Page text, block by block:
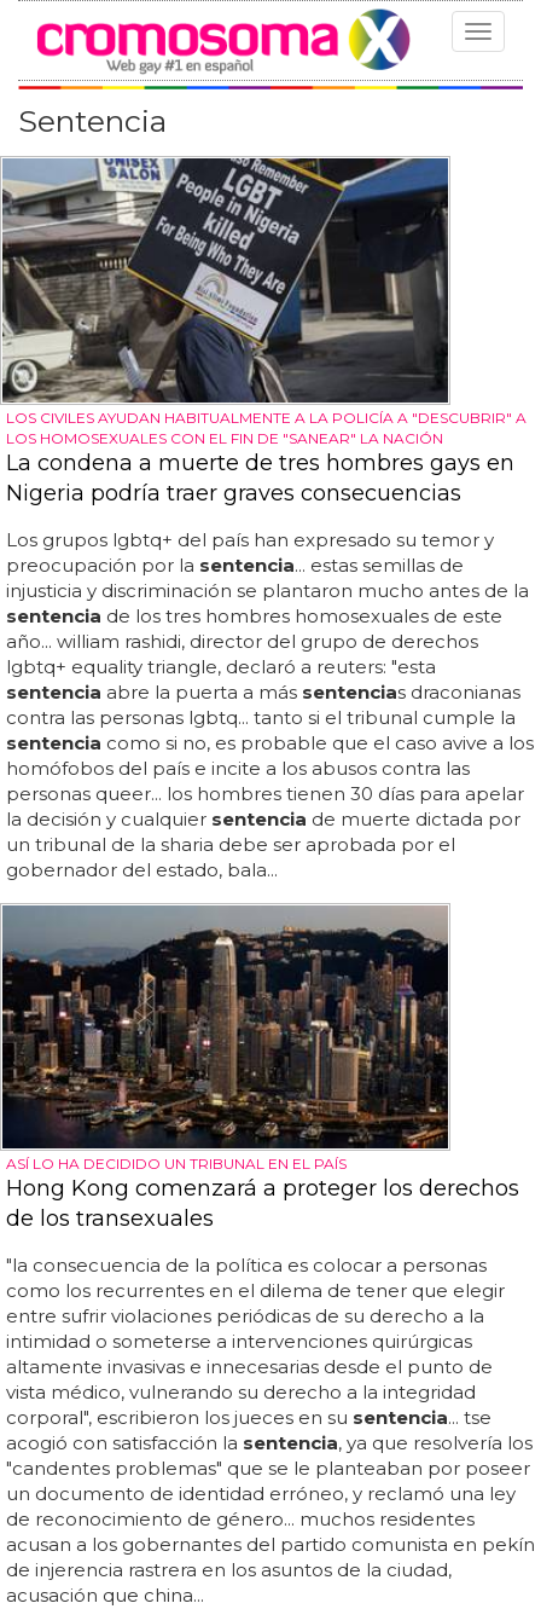
Toggle
Sentencia
LOS CIVILES AYUDAN HABITUALMENTE A LA POLICÍA A "DESCUBRIR" A
LOS HOMOSEXUALES CON EL FIN DE "SANEAR" LA NACIÓN
La condena a muerte de tres hombres gays en
Nigeria podría traer graves consecuencias
Los grupos lgbtq+ del país han expresado su temor y
preocupación por la sentencia... estas semillas de
injusticia y discriminación se plantaron mucho antes de la
sentencia de los tres hombres homosexuales de este
año... william rashidi, director del grupo de derechos
lgbtq+ equality triangle, declaró a reuters: "esta
sentencia abre la puerta a más sentencias draconianas
contra las personas lgbtq... tanto si el tribunal cumple la
sentencia como si no, es probable que el caso avive a los
homófobos del país e incite a los abusos contra las
personas queer... los hombres tienen 30 días para apelar
la decisión y cualquier sentencia de muerte dictada por
un tribunal de la sharia debe ser aprobada por el
gobernador del estado, bala...
ASÍ LO HA DECIDIDO UN TRIBUNAL EN EL PAÍS
Hong Kong comenzará a proteger los derechos
de los transexuales
"la consecuencia de la política es colocar a personas
como los recurrentes en el dilema de tener que elegir
entre sufrir violaciones periódicas de su derecho a la
intimidad o someterse a intervenciones quirúrgicas
altamente invasivas e innecesarias desde el punto de
vista médico, vulnerando su derecho a la integridad
corporal", escribieron los jueces en su sentencia... tse
acogió con satisfacción la sentencia, ya que resolvería los
"candentes problemas" que se le planteaban por poseer
un documento de identidad erróneo, y reclamó una ley
de reconocimiento de género... muchos residentes
acusan a los gobernantes del partido comunista en pekín
de injerencia rastrera en los asuntos de la ciudad,
acusación que china...